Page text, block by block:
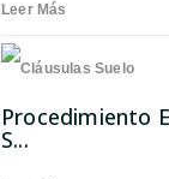
Leer Más
Procedimiento
S...